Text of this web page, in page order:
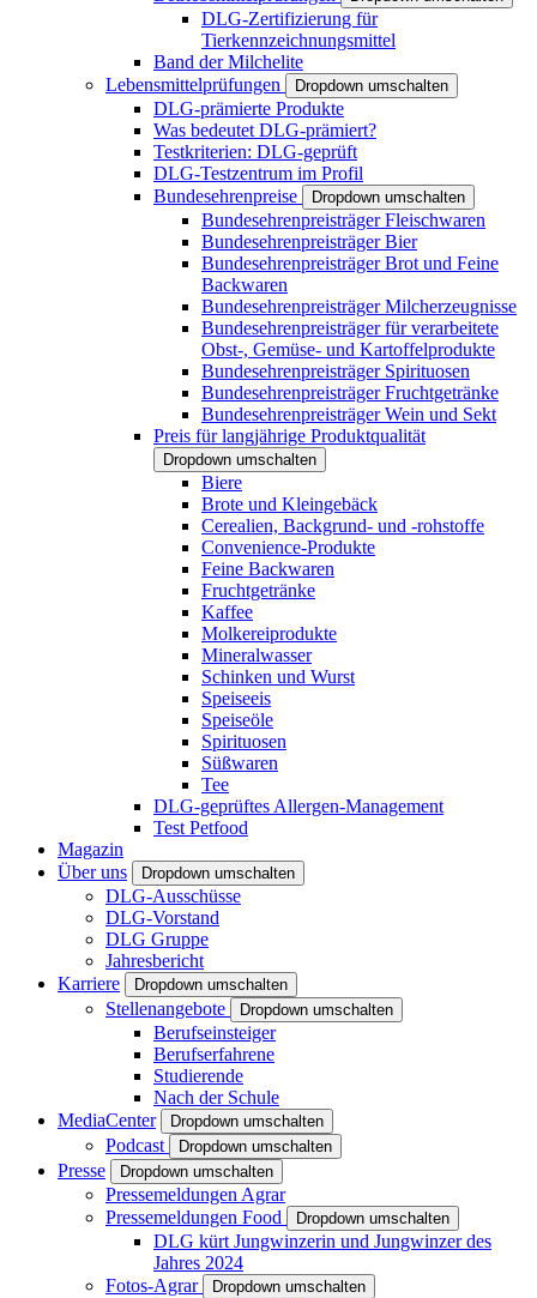
DLG-Zertifizierung für
Tierkennzeichnungsmittel
Band der Milchelite
Lebensmittelprüfungen
Dropdown umschalten
DLG-prämierte Produkte
Was bedeutet DLG-prämiert?
Testkriterien: DLG-geprüft
DLG-Testzentrum im Profil
Bundesehrenpreise
Dropdown umschalten
Bundesehrenpreisträger Fleischwaren
Bundesehrenpreisträger Bier
Bundesehrenpreisträger Brot und Feine
Backwaren
Bundesehrenpreisträger Milcherzeugnisse
Bundesehrenpreisträger für verarbeitete
Obst-, Gemüse- und Kartoffelprodukte
Bundesehrenpreisträger Spirituosen
Bundesehrenpreisträger Fruchtgetränke
Bundesehrenpreisträger Wein und Sekt
Preis für langjährige Produktqualität
Dropdown umschalten
Biere
Brote und Kleingebäck
Cerealien, Backgrund- und -rohstoffe
Convenience-Produkte
Feine Backwaren
Fruchtgetränke
Kaffee
Molkereiprodukte
Mineralwasser
Schinken und Wurst
Speiseeis
Speiseöle
Spirituosen
Süßwaren
Tee
DLG-geprüftes Allergen-Management
Test Petfood
Magazin
Über uns
Dropdown umschalten
DLG-Ausschüsse
DLG-Vorstand
DLG Gruppe
Jahresbericht
Karriere
Dropdown umschalten
Stellenangebote Dropdown umschalten
Berufseinsteiger
Berufserfahrene
Studierende
Nach der Schule
MediaCenter
Dropdown umschalten
Podcast Dropdown umschalten
Presse Dropdown umschalten
Pressemeldungen Agrar
Pressemeldungen Food
Dropdown umschalten
DLG kürt Jungwinzerin und Jungwinzer des
Jahres 2024
Fotos-Agrar
Dropdown umschalten